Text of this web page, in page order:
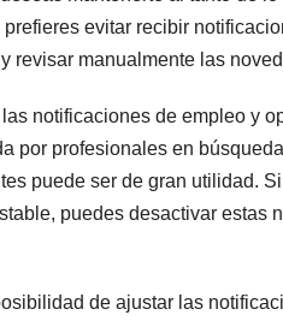
evitar recibir
revisar manualmente las
notificaciones de empleo y
por profesionales en
puede ser de gran utilidad.
puedes desactivar estas
de ajustar las